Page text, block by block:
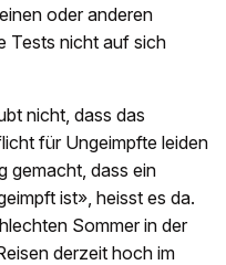
oder anderen
Tests nicht auf sich
nicht, dass das
für Ungeimpfte leiden
gemacht, dass ein
ist», heisst es da.
Sommer in der
derzeit hoch im